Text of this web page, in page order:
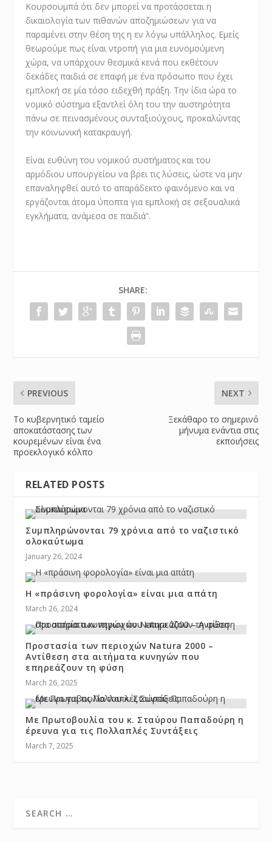
Κουρσουμπά ότι δεν μπορεί να προτάσσεται η
δικαιολογία των πιθανών αποζημιώσεων για να
παραμένει στην θέση της η εν λόγω υπάλληλος. Εμείς
θεωρούμε πως είναι ντροπή για μια ευνομούμενη
χώρα, να υπάρχουν θεσμικά κενά που εκθέτουν
δεκάδες παιδιά σε επαφή με ένα πρόσωπο που έχει
εμπλοκή σε μία τόσο ειδεχθή πράξη. Την ίδια ώρα το
νομικό σύστημα εξαντλεί όλη του την αυστηρότητα
πάνω σε πεινασμένους συνταξιούχους, προκαλώντας
την κοινωνική κατακραυγή.
Είναι ευθύνη του νομικού συστήματος και του
αρμόδιου υπουργείου να βρει τις λύσεις, ώστε να μην
επαναληφθεί αυτό το απαράδεκτο φαινόμενο και να
εργάζονται άτομα ύποπτα για εμπλοκή σε σεξουαλικά
εγκλήματα, ανάμεσα σε παιδιά”.
SHARE:
PREVIOUS
Το κυβερνητικό ταμείο
αποκατάστασης των
κουρεμένων είναι ένα
προεκλογικό κόλπο
NEXT
Ξεκάθαρο το σημερινό
μήνυμα ενάντια στις
εκποιήσεις
RELATED POSTS
Συμπληρώνονται 79 χρόνια από το ναζιστικό
ολοκαύτωμα
January 26, 2024
Η «πράσινη φορολογία» είναι μια απάτη
March 26, 2024
Προστασία των περιοχών Natura 2000 –
Αντίθεση στα αιτήματα κυνηγών που
επηρεάζουν τη φύση
March 26, 2025
Με Πρωτοβουλία του κ. Σταύρου Παπαδούρη η
έρευνα για τις Πολλαπλές Συντάξεις
March 7, 2025